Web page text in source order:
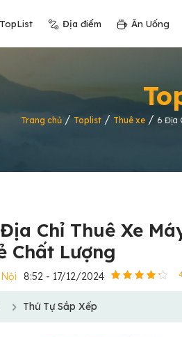
TopList Địa điểm Ăn Uống
Trang chủ/ Toplist/ Thuê xe/ 6 Địa
Chỉ Thuê Xe
Chất Lượng
8:52 - 17/12/2024
Thứ Tự Sắp Xếp